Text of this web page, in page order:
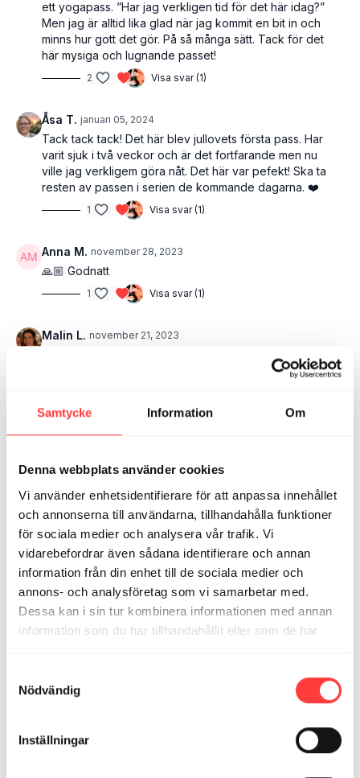
Samtycke Information Om
Denna webbplats använder cookies
Vi använder enhetsidentifierare för att anpassa innehållet
och annonserna till användarna, tillhandahålla funktioner
för sociala medier och analysera vår trafik. Vi
vidarebefordrar även sådana identifierare och annan
information från din enhet till de sociala medier och
annons- och analysföretag som vi samarbetar med.
Dessa kan i sin tur kombinera informationen med annan
information som du har tillhandahållit eller som de har
Nödvändig
Inställningar
ett yogapass. ”Har jag verkligen tid för det här idag?”
Men jag är alltid lika glad när jag kommit en bit in och
minns hur gott det gör. På så många sätt. Tack för det
här mysiga och lugnande passet!
2 Visa svar (1)
Åsa T. januari 05, 2024
Tack tack tack! Det här blev jullovets första pass. Har
varit sjuk i två veckor och är det fortfarande men nu
ville jag verkligem göra nåt. Det här var pefekt! Ska ta
resten av passen i serien de kommande dagarna. ❤️
1 Visa svar (1)
Anna M. november 28, 2023
🙏🏼 Godnatt
1 Visa svar (1)
Malin L. november 21, 2023
Anna-lena P. november 21, 2023
1 Visa svar (1)
Louise Olsson B. april 28
Otroligt pass. Jag blir så skönt mosig och avslappnad.
Älskar!
1
Anna C. februari 01
Väldigt bra, tack snälla. Detta blev mitt premiärpass på
1
Henrietta Holmqvist Ö.
Wow. Vilket avslut på en ganska intensiv dag. Nu blir